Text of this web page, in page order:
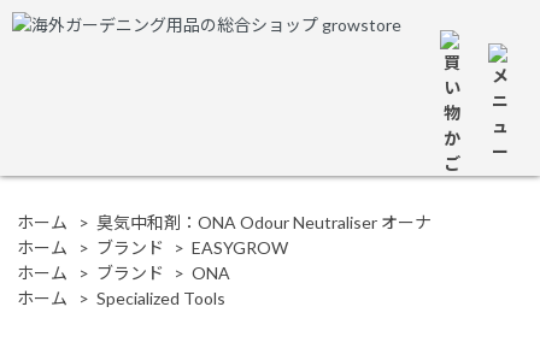
ホーム > 臭気中和剤：ONA Odour Neutraliser オーナ
ホーム
> ブランド > EASYGROW
ホーム
> ブランド > ONA
ホーム
> Specialized Tools